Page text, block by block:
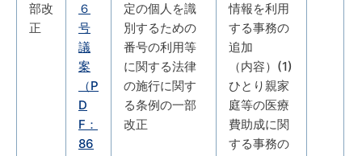
部改
正
６
号
議
案
（P
D
F：
86
定の個人を識
別するための
番号の利用等
に関する法律
の施行に関す
る条例の一部
改正
情報を利用
する事務の
追加
（内容）(1)
ひとり親家
庭等の医療
費助成に関
する事務の